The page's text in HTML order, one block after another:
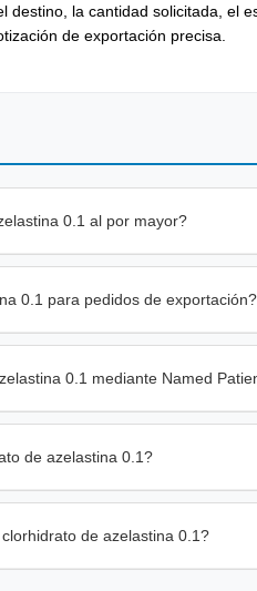
destino, la cantidad solicitada, el
de exportación precisa.
0.1 al por mayor?
0.1 para pedidos de exportación?
0.1 mediante Named
de azelastina 0.1?
de azelastina 0.1?